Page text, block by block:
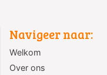
Navigeer naar:
Welkom
Over ons